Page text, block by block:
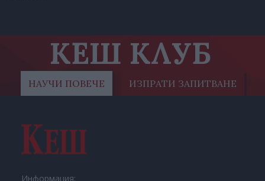
КЕШ КЛУБ
НАУЧИ ПОВЕЧЕ ИЗПРАТИ ЗАПИТВАНЕ
Информация: